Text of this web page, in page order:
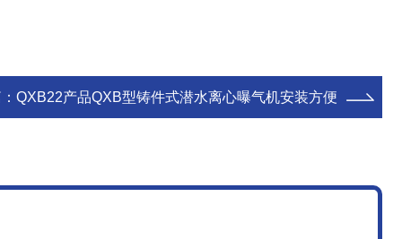
QXB22产品QXB型铸件式潜水离心曝气机安装方便